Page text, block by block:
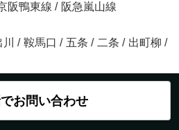
阪鴨東線 / 阪急嵐山線
/ 鞍馬口 / 五条 / 二条 / 出町柳 /
お問い合わせ